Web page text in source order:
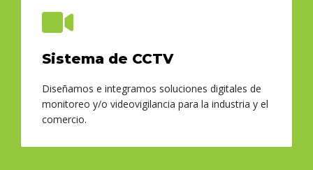
Sistema de CCTV
Diseñamos e integramos soluciones digitales de
monitoreo y/o videovigilancia para la industria y el
comercio.